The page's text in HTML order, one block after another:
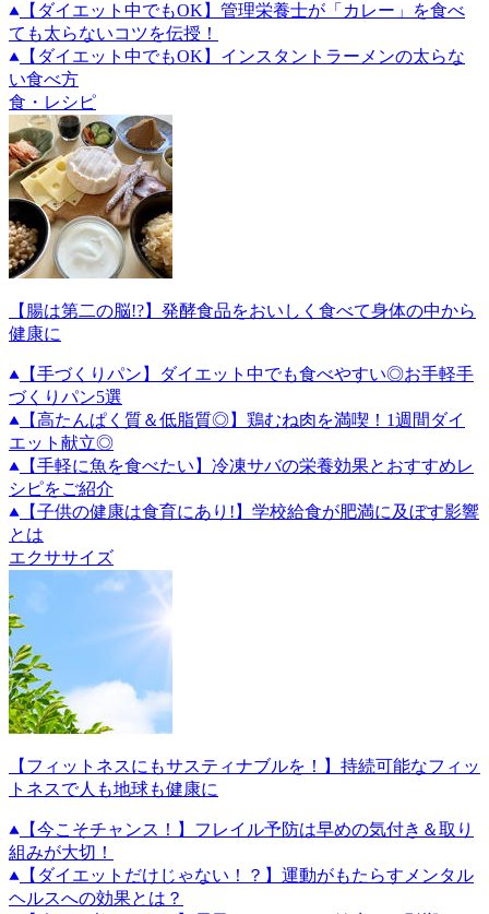
【ダイエット中でもOK】管理栄養士が「カレー」を食べ
ても太らないコツを伝授！
【ダイエット中でもOK】インスタントラーメンの太らな
い食べ方
食・レシピ
【腸は第二の脳!?】発酵食品をおいしく食べて身体の中から
健康に
【手づくりパン】ダイエット中でも食べやすい◎お手軽手
づくりパン5選
【高たんぱく質＆低脂質◎】鶏むね肉を満喫！1週間ダイ
エット献立◎
【手軽に魚を食べたい】冷凍サバの栄養効果とおすすめレ
シピをご紹介
【子供の健康は食育にあり!】学校給食が肥満に及ぼす影響
とは
エクササイズ
【フィットネスにもサスティナブルを！】持続可能なフィッ
トネスで人も地球も健康に
【今こそチャンス！】フレイル予防は早めの気付き＆取り
組みが大切！
【ダイエットだけじゃない！？】運動がもたらすメンタル
ヘルスへの効果とは？